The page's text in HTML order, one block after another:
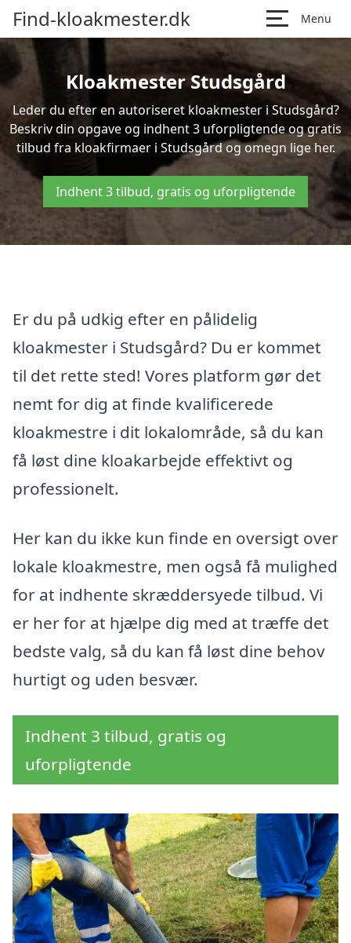
Find-kloakmester.dk Menu
Kloakmester Studsgård
Leder du efter en autoriseret kloakmester i Studsgård?
Beskriv din opgave og indhent 3 uforpligtende og gratis
tilbud fra kloakfirmaer i Studsgård og omegn lige her.
Indhent 3 tilbud, gratis og uforpligtende
Er du på udkig efter en pålidelig
kloakmester i Studsgård? Du er kommet
til det rette sted! Vores platform gør det
nemt for dig at finde kvalificerede
kloakmestre i dit lokalområde, så du kan
få løst dine kloakarbejde effektivt og
professionelt.
Her kan du ikke kun finde en oversigt over
lokale kloakmestre, men også få mulighed
for at indhente skræddersyede tilbud. Vi
er her for at hjælpe dig med at træffe det
bedste valg, så du kan få løst dine behov
hurtigt og uden besvær.
Indhent 3 tilbud, gratis og
uforpligtende